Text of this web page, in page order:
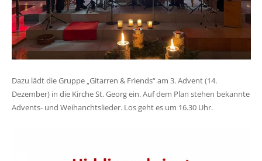
Dazu lädt die Gruppe „Gitarren & Friends“ am 3. Advent (14.
Dezember) in die Kirche St. Georg ein. Auf dem Plan stehen bekannte
Advents- und Weihanchtslieder. Los geht es um 16.30 Uhr.